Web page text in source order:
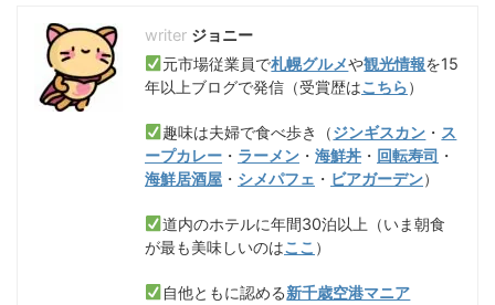
ジョニー
元市場従業員で札幌グルメや観光情報を15
年以上ブログで発信（受賞歴はこちら）
趣味は夫婦で食べ歩き（ジンギスカン ・ ス
ープカレー ・ ラーメン ・ 海鮮丼 ・ 回転寿司 ・
海鮮居酒屋 ・ シメパフェ ・ ビアガーデン）
道内のホテルに年間30泊以上（いま朝食
が最も美味しいのはここ ）
自他ともに認める新千歳空港マニア